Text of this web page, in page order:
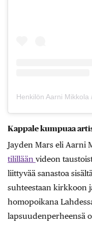
Kappale kumpuaa
Jayden Mars eli Aarni
tilillään videon
liittyvää sanastoa
suhteestaan kirkkoon
homopoikana
lapsuudenperheensä